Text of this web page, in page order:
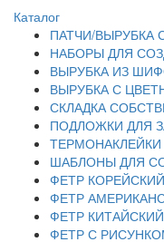
Каталог
ПАТЧИ/ВЫРУБКА
НАБОРЫ ДЛЯ
ВЫРУБКА ИЗ
ВЫРУБКА С
СКЛАДКА
ПОДЛОЖКИ ДЛЯ
ТЕРМОНАКЛЕЙКИ
ШАБЛОНЫ ДЛЯ
ФЕТР КОРЕЙСКИЙ
ФЕТР
ФЕТР КИТАЙСКИЙ
ФЕТР С